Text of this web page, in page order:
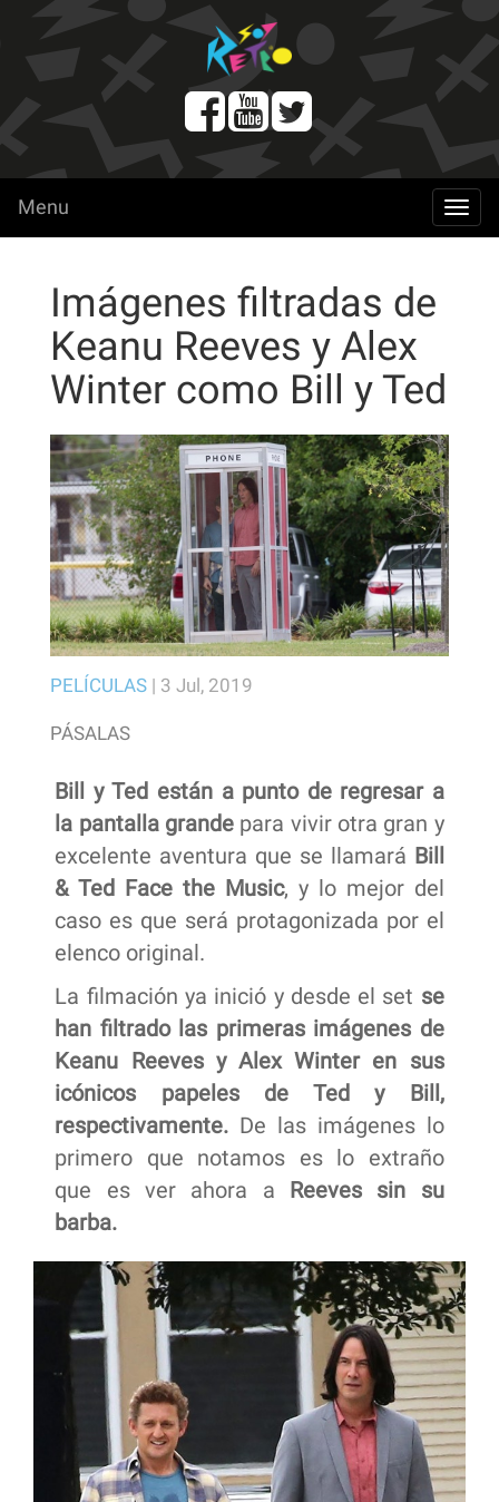
menu
Menu
Imágenes filtradas de
Keanu Reeves y Alex
Winter como Bill y Ted
PELÍCULAS | 3 Jul, 2019
PÁSALAS
Bill y Ted están a punto de regresar a
la pantalla grande para vivir otra gran y
excelente aventura que se llamará Bill
& Ted Face the Music, y lo mejor del
caso es que será protagonizada por el
elenco original.
La filmación ya inició y desde el set se
han filtrado las primeras imágenes de
Keanu Reeves y Alex Winter en sus
icónicos papeles de Ted y Bill,
respectivamente. De las imágenes lo
primero que notamos es lo extraño
que es ver ahora a
Reeves sin su
barba.